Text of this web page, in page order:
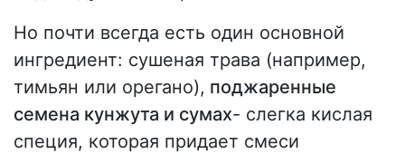
Но почти всегда есть один основной
ингредиент: сушеная трава (например,
тимьян или орегано), поджаренные
семена кунжута и сумах- слегка кислая
специя, которая придает смеси